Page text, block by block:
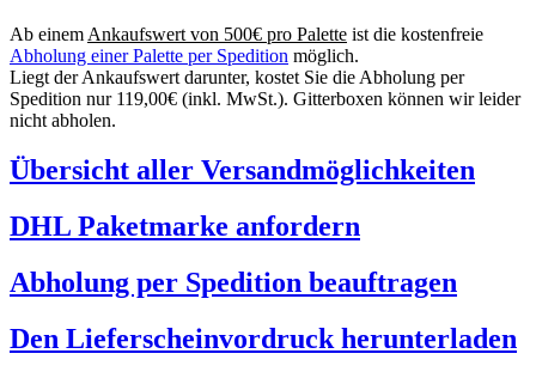
Ab einem Ankaufswert von 500€ pro Palette ist die kostenfreie
Abholung einer Palette per Spedition möglich.
Liegt der Ankaufswert darunter, kostet Sie die Abholung per
Spedition nur 119,00€ (inkl. MwSt.). Gitterboxen können wir leider
nicht abholen.
Übersicht aller Versandmöglichkeiten
DHL Paketmarke anfordern
Abholung per Spedition beauftragen
Den Lieferscheinvordruck herunterladen